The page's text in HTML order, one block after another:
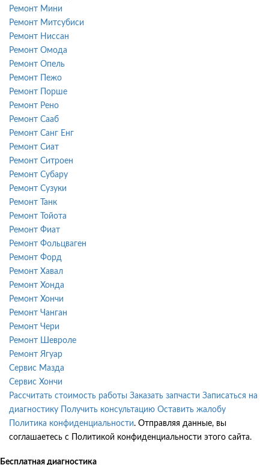
Ремонт Мини
Ремонт Митсубиси
Ремонт Ниссан
Ремонт Омода
Ремонт Опель
Ремонт Пежо
Ремонт Порше
Ремонт Рено
Ремонт Сааб
Ремонт Санг Енг
Ремонт Сиат
Ремонт Ситроен
Ремонт Субару
Ремонт Сузуки
Ремонт Танк
Ремонт Тойота
Ремонт Фиат
Ремонт Фольцваген
Ремонт Форд
Ремонт Хавал
Ремонт Хонда
Ремонт Хончи
Ремонт Чанган
Ремонт Чери
Ремонт Шевроле
Ремонт Ягуар
Сервис Мазда
Сервис Хончи
Рассчитать стоимость работы Заказать запчасти Записаться на
диагностику
Получить консультацию Оставить жалобу
Политика конфиденциальности. Отправляя данные, вы
соглашаетесь с Политикой конфиденциальности этого сайта.
Бесплатная диагностика